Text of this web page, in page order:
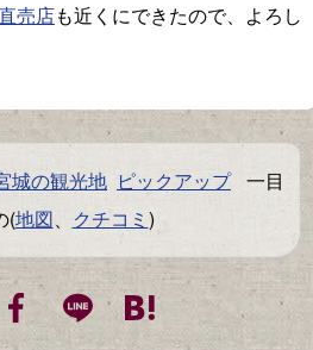
売店も近くにできたので、よろし
城の観光地 ピックアップ 一目
(地図、 クチコミ )